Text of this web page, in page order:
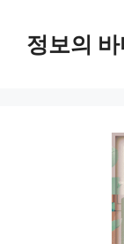
정보의